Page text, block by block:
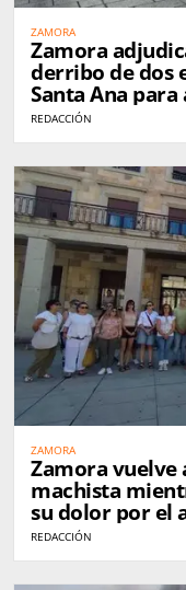
ZAMORA
Zamora
derribo de dos
Santa Ana
REDACCIÓN
ZAMORA
Zamora vuelve
machista
su dolor por el
REDACCIÓN